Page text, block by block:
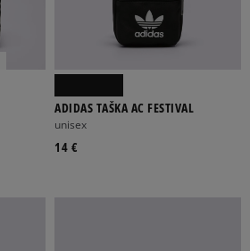
ADIDAS TAŠKA AC FESTIVAL
unisex
14 €